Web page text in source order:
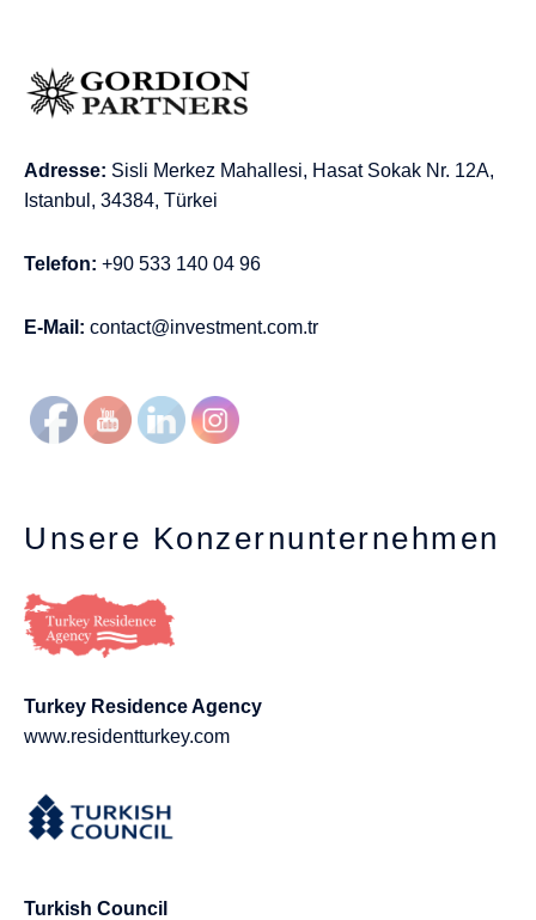
Adresse: Sisli Merkez Mahallesi, Hasat Sokak Nr. 12A,
Istanbul, 34384, Türkei
Telefon: +90 533 140 04 96
E-Mail: contact@investment.com.tr
Unsere Konzernunternehmen
Turkey Residence Agency
www.residentturkey.com
Turkish Council